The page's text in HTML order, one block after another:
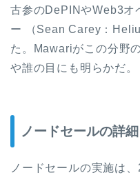
古参のDePINやWeb3オ
ー （Sean Carey：
た。Mawariがこの分野
や誰の目にも明らかだ。
ノードセールの詳細
ノードセールの実施は